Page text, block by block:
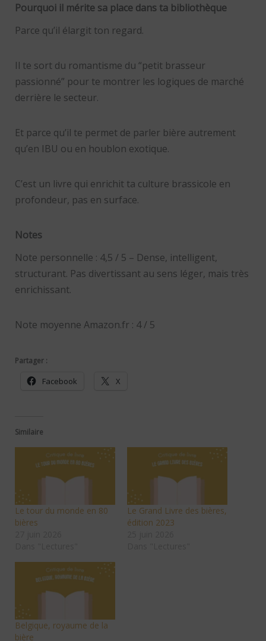
Pourquoi il mérite sa place dans ta bibliothèque
Parce qu’il élargit ton regard.
Il te sort du romantisme du “petit brasseur
passionné” pour te montrer les logiques de marché
derrière le secteur.
Et parce qu’il te permet de parler bière autrement
qu’en IBU ou en houblon exotique.
C’est un livre qui enrichit ta culture brassicole en
profondeur, pas en surface.
Notes
Note personnelle : 4,5 / 5 – Dense, intelligent,
structurant. Pas divertissant au sens léger, mais très
enrichissant.
Note moyenne Amazon.fr : 4 / 5
Partager :
Facebook X
Similaire
Le tour du monde en 80
bières
Le Grand Livre des bières,
édition 2023
Belgique, royaume de la
bière